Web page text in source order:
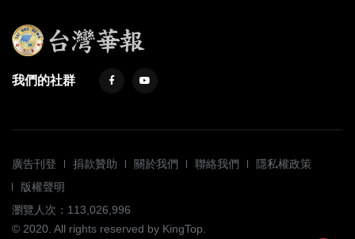
我們的社群
廣告刊登 捐款贊助 關於我們 聯絡我們
隱私權政策
版權聲明
瀏覽人次：113,026,996
© 2020. All rights reserved by KingTop.